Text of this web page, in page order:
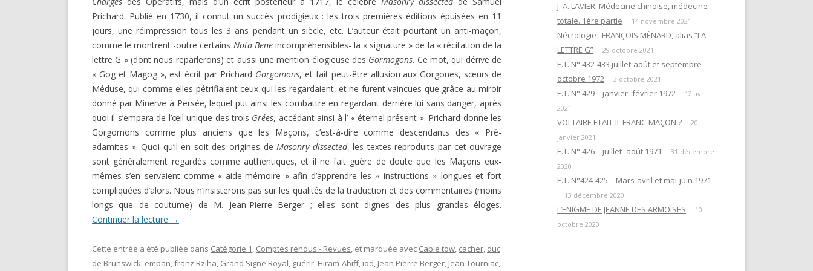
DEC 1970 2ÈME PARTIE
E.T. N° 421-422 SEPT- OCT-NOV-
DEC 1970 1ÈRE PARTIE
E.T. N° 418 MARS-AVRIL 1970
E.T. ANNEES 1968-1969
E.T. N° 416 NOVEMBRE –
DÉCEMBRE 1969- 2ÈME PARTIE
E.T. N° 416 NOVEMBRE –
DÉCEMBRE 1969- 1ÈRE PARTIE
E.T. N° 415 SEPTEMBRE-OCTOBRE
E.T. N° 412-413 MARS-AVRIL ET
MAI-JUIN 1969
E.T. ANNEES 1966 – 1967
E.T. N° 404. NOVEMBRE-
DÉCEMBRE 1967
E.T. N°402-403 07-08 ET 09-10
E.T. N° 400. MARS-AVRIL 1967
E.T. ANNEES 1951 À 1953 E.T. N° 305, JANVIER FÉVRIER 1953
E.T. N°304, DÉCEMBRE 1952
E.T. N° 303, OCTOBRE-NOVEMBRE
E.T. N° 298, MARS 1952
SAKUTEI-KI, OU LE LIVRE SECRET
DES JARDINS JAPONAIS
JACQUES PAUL, HISTOIRE
INTELLECTUELLE DE L’OCCIDENT
MÉDIÉVAL
JEAN RICHER, DELPHES, DÉLOS ET
LAMBSPRINCK, LA PIERRE
PHILOSOPHALE
VERNANT ET VIDAL-NAQUET.
PERNÉTY. LES FABLES
LES DOUZE TRAVAUX D’HERCULE
« QUESTIONS DE RITUELS »
SUIVANT L’ŒUVRE DE R. GUÉNON
ET SES LETTRES À M. MAUGY / D.
MAÇONNERIE PAR L’HERMÉTISME
MAÇONNERIE”
AVERTISSEMENT
DARKNESS VISIBLE PARTIE 1
COMPTE RENDU E.T. N° 500
L’ARCHE VIVANTE DES SYMBOLES
RENÉ GUÉNON LIVRÉ À LA
MULTITUDE ( I ) : TÉMOIGNAGE ET
MISES EN GARDE
SUR UN ARTICLE DE VLT
Prichard. Publié en 1730, il connut un succès prodigieux : les trois premières éditions épuisées en 11
jours, une réimpression tous les 3 ans pendant un siècle, etc. L’auteur était pourtant un anti-maçon,
comme le montrent -outre certains Nota Beneincompréhensibles- la « signature » de la « récitation de la
lettre G » (dont nous reparlerons) et aussi une mention élogieuse des Gormogons. Ce mot, qui dérive de
« Gog et Magog », est écrit par Prichard Gorgomons, et fait peut-être allusion aux Gorgones, sœurs de
Méduse, qui comme elles pétrifiaient ceux qui les regardaient, et ne furent vaincues que grâce au miroir
donné par Minerve à Persée, lequel put ainsi les combattre en regardant derrière lui sans danger, après
quoi il s’empara de l’œil unique des trois Grées, accédant ainsi à l’ « éternel présent ». Prichard donne les
Gorgomons comme plus anciens que les Maçons, c’est-à-dire comme descendants des « Pré-
adamites ». Quoi qu’il en soit des origines deMasonry dissected, les textes reproduits par cet ouvrage
sont généralement regardés comme authentiques, et il ne fait guère de doute que les Maçons eux-
mêmes s’en servaient comme « aide-mémoire » afin d’apprendre les « instructions » longues et fort
compliquées d’alors. Nous n’insisterons pas sur les qualités de la traduction et des commentaires (moins
longs que de coutume) de M. Jean-Pierre Berger ; elles sont dignes des plus grandes éloges.
Continuer la lecture →
Cette entrée a été publiée dans Catégorie 1, Comptes rendus - Revues, et marquée avec Cable tow, cacher, duc
de Brunswick, empan,franz Rziha, Grand Signe Royal, guérir, Hiram-Abiff, iod, Jean Pierre Berger, Jean Tourniac,
J. A. LAVIER. Médecine chinoise, médecine
totale. 1ère partie
14 novembre 2021
Nécrologie : FRANÇOIS MÉNARD, alias “LA
LETTRE G”
29 octobre 2021
E.T. N° 432-433 juillet-août et septembre-
octobre 1972
3 octobre 2021
E.T. N° 429 – janvier- février 1972
12 avril
2021
VOLTAIRE ETAIT-IL FRANC-MAÇON ?
20
janvier 2021
E.T. N° 426 – juillet- août 1971
31 décembre
2020
E.T. N°424-425 – Mars-avril et mai-juin 1971
13 décembre 2020
L’ENIGME DE JEANNE DES ARMOISES
10
octobre 2020